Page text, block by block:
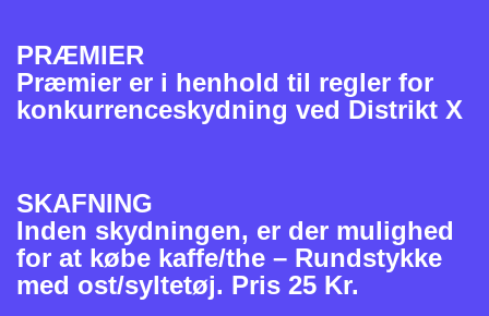
PRÆMIER
Præmier er i henhold til regler for
konkurrenceskydning ved Distrikt X
SKAFNING
Inden skydningen, er der mulighed
for at købe kaffe/the – Rundstykke
med ost/syltetøj. Pris 25 Kr.